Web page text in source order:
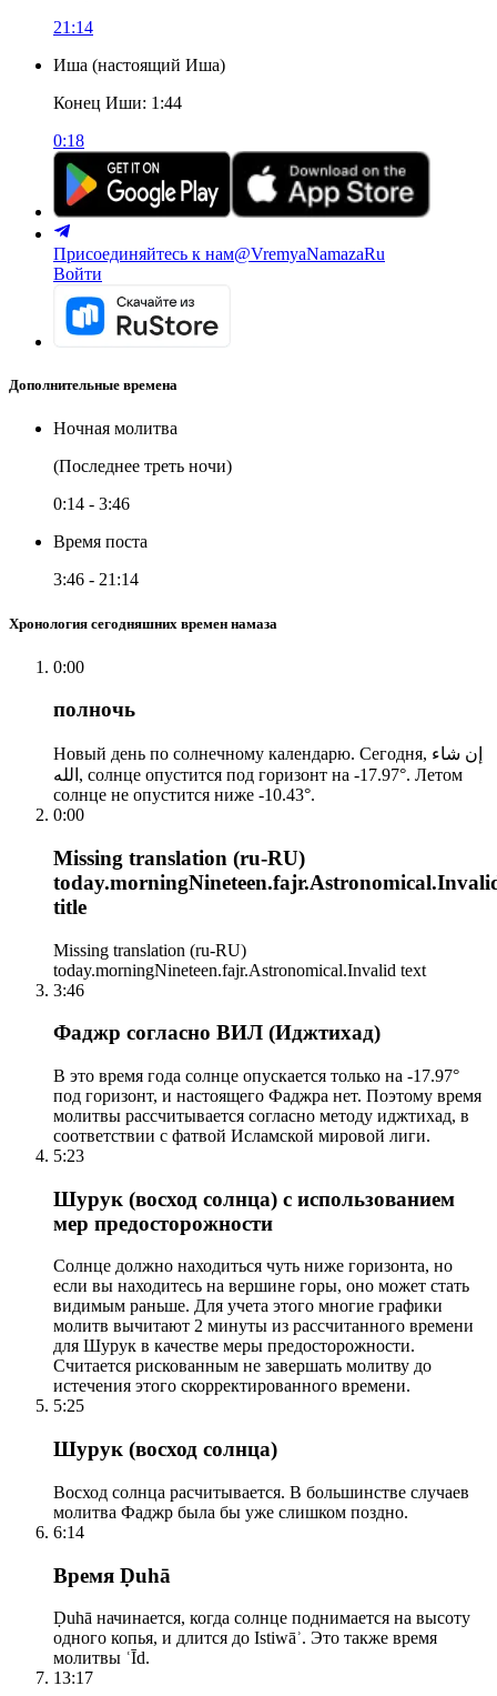
21:14
Иша (настоящий Иша)
Конец Иши: 1:44
0:18
Присоединяйтесь к нам@VremyaNamazaRu
Войти
Дополнительные времена
Ночная молитва
(Последнее треть ночи)
0:14 - 3:46
Время поста
3:46 - 21:14
Хронология сегодняшних времен намаза
0:00
полночь
Новый день по солнечному календарю. Сегодня, إن شاء
الله, солнце опустится под горизонт на -17.97°. Летом
солнце не опустится ниже -10.43°.
0:00
Missing translation (ru-RU)
title
Missing translation (ru-RU)
today.morningNineteen.fajr.Astronomical.Invalid text
3:46
Фаджр согласно ВИЛ (Иджтихад)
В это время года солнце опускается только на -17.97°
под горизонт, и настоящего Фаджра нет. Поэтому время
молитвы рассчитывается согласно методу иджтихад, в
соответствии с фатвой Исламской мировой лиги.
5:23
Шурук (восход солнца) с использованием
мер предосторожности
Солнце должно находиться чуть ниже горизонта, но
если вы находитесь на вершине горы, оно может стать
видимым раньше. Для учета этого многие графики
молитв вычитают 2 минуты из рассчитанного времени
для Шурук в качестве меры предосторожности.
Считается рискованным не завершать молитву до
истечения этого скорректированного времени.
5:25
Шурук (восход солнца)
Восход солнца расчитывается. В большинстве случаев
молитва Фаджр была бы уже слишком поздно.
6:14
Время Ḍuhā
Ḍuhā начинается, когда солнце поднимается на высоту
одного копья, и длится до Istiwāʾ. Это также время
молитвы ʿĪd.
13:17